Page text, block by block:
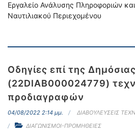
Εργαλείο Ανάλυσης Πληροφοριών
Ναυτιλιακού Περιεχομένου
Οδηγίες επί της
(22DIAB000024779)
προδιαγραφών
04/08/2022 2:14 μμ.
ΔΙΑΒΟΥΛΕΥΣΕΙΣ
ΔΙΑΓΩΝΙΣΜΟΙ-ΠΡΟΜΗΘΕΙΕΣ